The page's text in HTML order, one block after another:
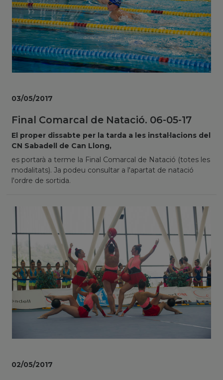
Final Comarcal de Natació. 06-05-17
El proper dissabte per la tarda a les instal·lacions del
CN Sabadell de Can Llong,
es portarà a terme la Final Comarcal de Natació (totes les
modalitats). Ja podeu consultar a l'apartat de natació
l'ordre de sortida.
03/05/2017
02/05/2017